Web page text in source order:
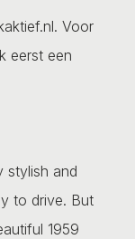
Voor
eerst een
stylish and
to drive. But
1959